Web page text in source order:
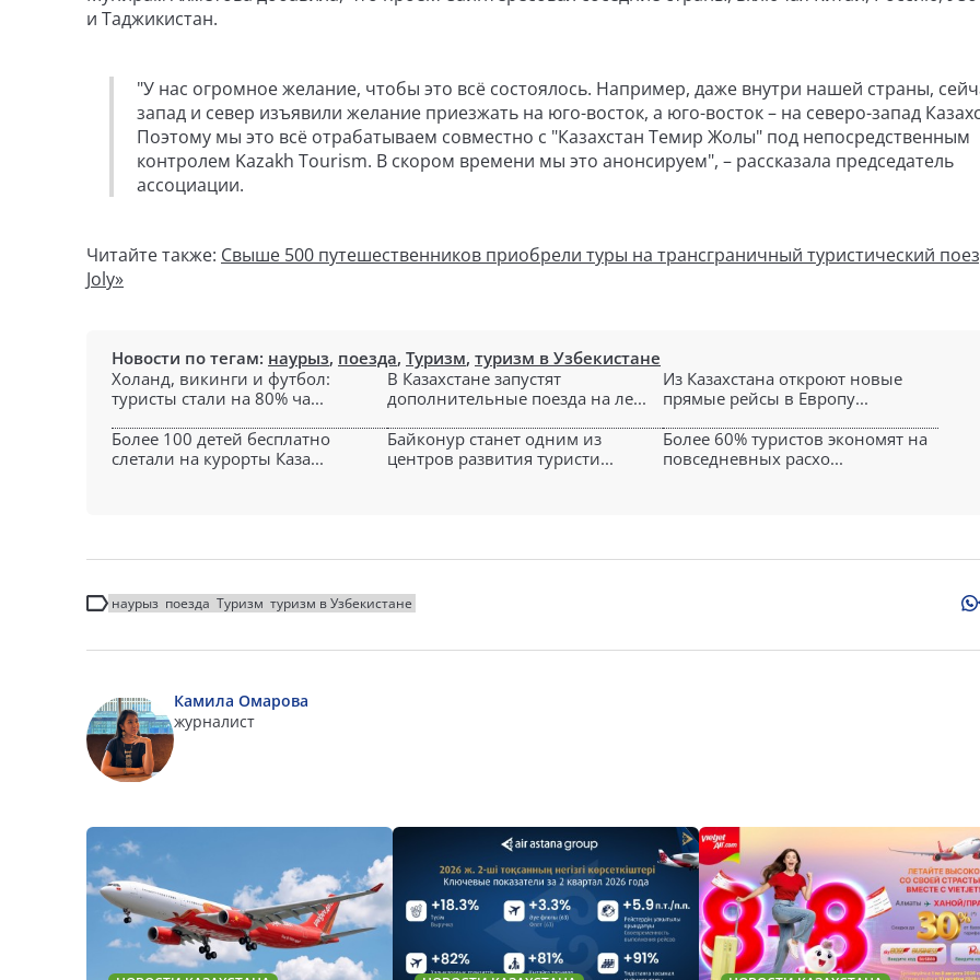
и Таджикистан.
"У нас огромное желание, чтобы это всё состоялось. Например, даже внутри нашей страны,
запад и север изъявили желание приезжать на юго-восток, а юго-восток – на северо-запад
Поэтому мы это всё отрабатываем совместно с "Казахстан Темир Жолы" под непосредственным
контролем Kazakh Tourism. В скором времени мы это анонсируем", – рассказала председатель
ассоциации.
Читайте также: Свыше 500 путешественников приобрели туры на трансграничный туристический
Joly»
Новости по тегам: наурыз, поезда, Туризм, туризм в Узбекистане
Холанд, викинги и футбол:
туристы стали на 80% ча...
В Казахстане запустят
дополнительные поезда на ле...
Из Казахстана откроют новые
прямые рейсы в Европу...
Более 100 детей бесплатно
слетали на курорты Каза...
Байконур станет одним из
центров развития туристи...
Более 60% туристов экономят на
повседневных расхо...
наурыз поезда Туризм туризм в Узбекистане
Камила Омарова
журналист